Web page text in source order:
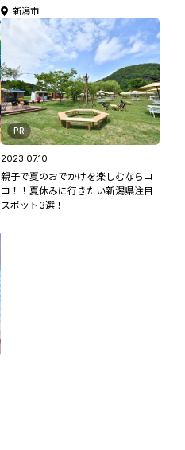
特集2023】
新潟市
PR
2023.07.10
親子で夏のおでかけを楽しむならコ
コ！！夏休みに行きたい新潟県注目
スポット3選！